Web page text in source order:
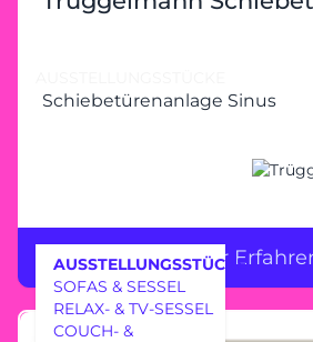
AUSSTELLUNGSSTÜCKE
SOFAS & SESSEL
RELAX- & TV-SESSEL
COUCH- &
Schiebetürenanlage Sinus
Mehr